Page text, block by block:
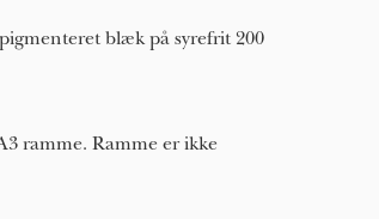
blæk på syrefrit 200
ramme. Ramme er ikke